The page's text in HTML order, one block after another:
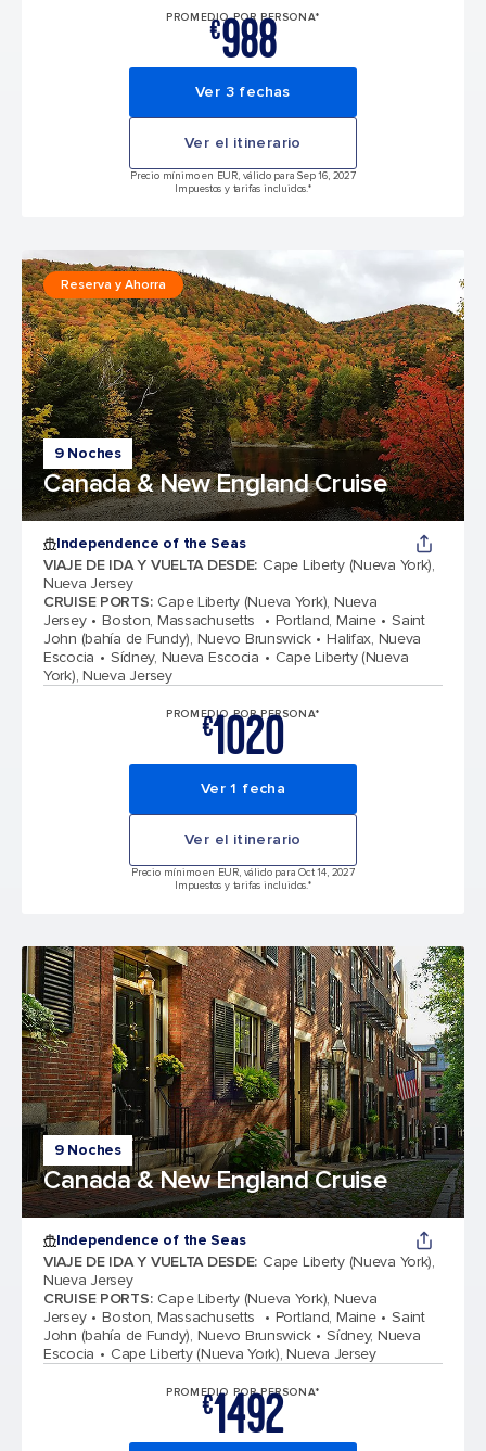
PROMEDIO POR PERSONA*
€988
Ver 3 fechas
Ver el itinerario
Precio mínimo en EUR, válido para Sep 16, 2027
Impuestos y tarifas incluidos.*
9 Noches
Canada & New England Cruise
Reserva y Ahorra
Independence of the Seas
VIAJE DE IDA Y VUELTA DESDE: Cape Liberty (Nueva York),
Nueva Jersey
CRUISE PORTS: Cape Liberty (Nueva York), Nueva
Jersey
Boston, Massachusetts Portland, Maine
Saint
John (bahía de Fundy), Nuevo Brunswick
Halifax, Nueva
Escocia
Sídney, Nueva Escocia
Cape Liberty (Nueva
York), Nueva Jersey
PROMEDIO POR PERSONA*
€1020
Ver 1 fecha
Ver el itinerario
Precio mínimo en EUR, válido para Oct 14, 2027
Impuestos y tarifas incluidos.*
9 Noches
Canada & New England Cruise
Independence of the Seas
VIAJE DE IDA Y VUELTA DESDE: Cape Liberty (Nueva York),
Nueva Jersey
CRUISE PORTS: Cape Liberty (Nueva York), Nueva
Jersey
Boston, Massachusetts Portland, Maine
Saint
John (bahía de Fundy), Nuevo Brunswick
Sídney, Nueva
Escocia
Cape Liberty (Nueva York), Nueva Jersey
PROMEDIO POR PERSONA*
€1492